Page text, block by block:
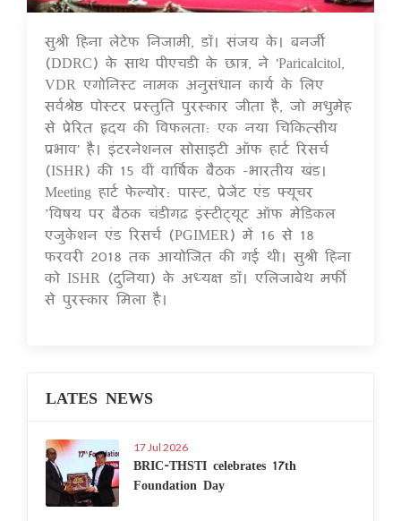
17 Jul 2020
सुश्री हिना लेटेफ निजामी, डॉ। संजय के। बनर्जी
(DDRC) के साथ पीएचडी के छात्र, ने 'Paricalcitol,
VDR एगोनिस्ट नामक अनुसंधान कार्य के लिए
सर्वश्रेष्ठ पोस्टर प्रस्तुति पुरस्कार जीता है, जो मधुमेह
से प्रेरित हृदय की विफलता: एक नया चिकित्सीय
प्रभाव' है। इंटरनेशनल सोसाइटी ऑफ हार्ट रिसर्च
(ISHR) की 15 वीं वार्षिक बैठक -भारतीय खंड।
Meeting हार्ट फेल्योर: पास्ट, प्रेजेंट एंड फ्यूचर
’विषय पर बैठक चंडीगढ़ इंस्टीट्यूट ऑफ मेडिकल
एजुकेशन एंड रिसर्च (PGIMER) में 16 से 18
फरवरी 2018 तक आयोजित की गई थी। सुश्री हिना
को ISHR (दुनिया) के अध्यक्ष डॉ। एलिजाबेथ मर्फी
से पुरस्कार मिला है।
LATES NEWS
17 Jul 2026
BRIC-THSTI celebrates 17th
Foundation Day